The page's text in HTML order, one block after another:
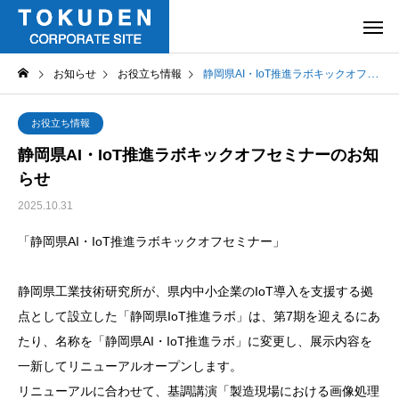
お知らせ お役立ち情報 静岡県AI・IoT推進ラボキックオフセミナーのお知らせ
お役立ち情報
静岡県AI・IoT推進ラボキックオフセミナーのお知
らせ
2025.10.31
「静岡県AI・IoT推進ラボキックオフセミナー」
静岡県工業技術研究所が、県内中小企業のIoT導入を支援する拠
点として設立した「静岡県IoT推進ラボ」は、第7期を迎えるにあ
たり、名称を「静岡県AI・IoT推進ラボ」に変更し、展示内容を
一新してリニューアルオープンします。
リニューアルに合わせて、基調講演「製造現場における画像処理